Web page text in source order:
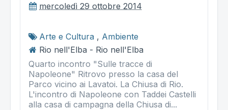
mercoledì 29 ottobre 2014
Arte e Cultura , Ambiente
Rio nell'Elba - Rio nell'Elba
Quarto incontro "Sulle tracce di
Napoleone" Ritrovo presso la casa del
Parco vicino ai Lavatoi. La Chiusa di Rio.
L'incontro di Napoleone con Taddei Castelli
alla casa di campagna della Chiusa di...